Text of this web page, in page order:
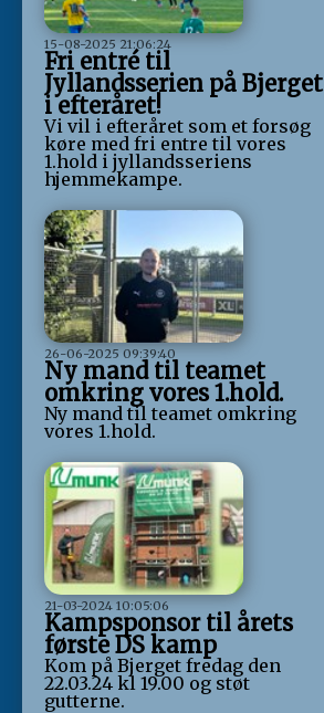
15-08-2025 21:06:24
Fri entré til
Jyllandsserien på Bjerget
i efteråret!
Vi vil i efteråret som et forsøg
køre med fri entre til vores
1.hold i jyllandsseriens
hjemmekampe.
26-06-2025 09:39:40
Ny mand til teamet
omkring vores 1.hold.
Ny mand til teamet omkring
vores 1.hold.
21-03-2024 10:05:06
Kampsponsor til årets
første DS kamp
Kom på Bjerget fredag den
22.03.24 kl 19.00 og støt
gutterne.